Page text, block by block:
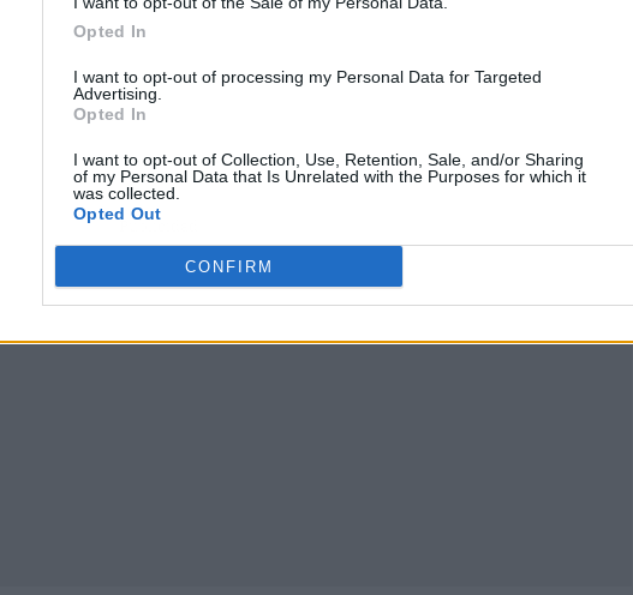
Opted In
I want to opt-out of processing my Personal Data for Targeted
Advertising.
Opted In
I want to opt-out of Collection, Use, Retention, Sale, and/or Sharing
of my Personal Data that Is Unrelated with the Purposes for which it
was collected.
Opted Out
CONFIRM
Publicidad